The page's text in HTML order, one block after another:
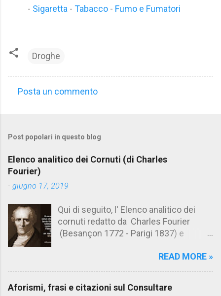
- Sigaretta - Tabacco - Fumo e Fumatori
Droghe
m
e
n
t
Posta un commento
Post popolari in questo blog
Elenco analitico dei Cornuti (di Charles
Fourier)
- giugno 17, 2019
Qui di seguito, l' Elenco analitico dei
cornuti redatto da Charles Fourier
(Besançon 1772 - Parigi 1837) e
Aforismario trovi anche una raccolta di
cornuto pretenzioso: colui che ritiene
READ MORE »
Aforismi, frasi e citazioni sul Consultare